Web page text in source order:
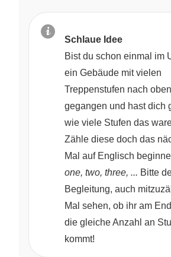
Schlaue Idee
Bist du schon einmal im
ein Gebäude mit vielen
Treppenstufen nach oben
gegangen und hast dich
wie viele Stufen das
Zähle diese doch das
Mal auf Englisch
one, two, three, ... Bitte
Begleitung, auch
Mal sehen, ob ihr am
die gleiche Anzahl an
kommt!